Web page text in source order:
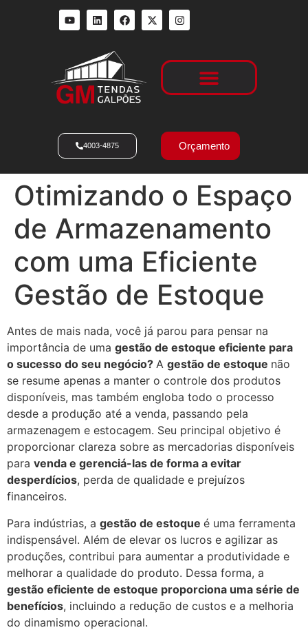
4003-4875 Orçamento
Otimizando o Espaço
de Armazenamento
com uma Eficiente
Gestão de Estoque
Antes de mais nada, você já parou para pensar na
importância de uma gestão de estoque eficiente para
o sucesso do seu negócio? A gestão de estoque não
se resume apenas a manter o controle dos produtos
disponíveis, mas também engloba todo o processo
desde a produção até a venda, passando pela
armazenagem e estocagem. Seu principal objetivo é
proporcionar clareza sobre as mercadorias disponíveis
para venda e gerenciá-las de forma a evitar
desperdícios, perda de qualidade e prejuízos
financeiros.
Para indústrias, a gestão de estoque é uma ferramenta
indispensável. Além de elevar os lucros e agilizar as
produções, contribui para aumentar a produtividade e
melhorar a qualidade do produto. Dessa forma, a
gestão eficiente de estoque proporciona uma série de
benefícios, incluindo a redução de custos e a melhoria
do dinamismo operacional.